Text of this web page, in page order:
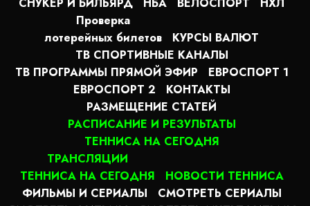
Проверка
лотерейных билетов
КУРСЫ ВАЛЮТ
ТВ СПОРТИВНЫЕ КАНАЛЫ
ТВ ПРОГРАММЫ ПРЯМОЙ ЭФИР
ЕВРОСПОРТ 1
ЕВРОСПОРТ 2
КОНТАКТЫ
РАЗМЕЩЕНИЕ СТАТЕЙ
РАСПИСАНИЕ И РЕЗУЛЬТАТЫ
ТЕННИСА НА СЕГОДНЯ
ТРАНСЛЯЦИИ
ТЕННИСА НА СЕГОДНЯ
НОВОСТИ ТЕННИСА
ФИЛЬМЫ И СЕРИАЛЫ
СМОТРЕТЬ СЕРИАЛЫ